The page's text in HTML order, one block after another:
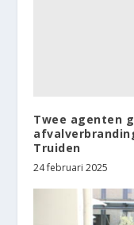
Twee agenten
Truiden
24 februari 2025